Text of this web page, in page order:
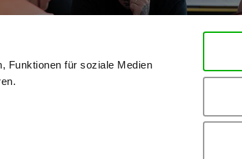
Funktionen für soziale Medien
LESEN